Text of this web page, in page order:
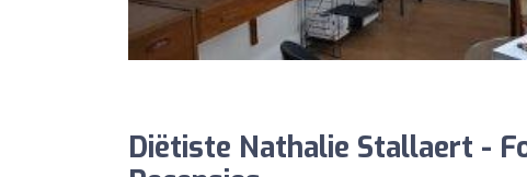
Diëtiste Nathalie Stallaert -